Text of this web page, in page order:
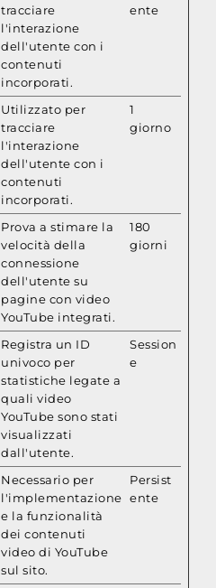
tracciare
l'interazione
dell'utente con i
contenuti
incorporati.
ente
Utilizzato per
tracciare
l'interazione
dell'utente con i
contenuti
incorporati.
1
giorno
Prova a stimare la
velocità della
connessione
dell'utente su
pagine con video
YouTube integrati.
180
giorni
Registra un ID
univoco per
statistiche legate a
quali video
YouTube sono stati
visualizzati
dall'utente.
Session
e
Necessario per
l'implementazione
e la funzionalità
dei contenuti
video di YouTube
sul sito.
Persist
ente